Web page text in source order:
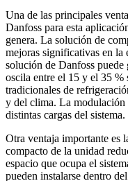
Una de las principales
Danfoss para esta
genera. La solución de
mejoras significativas en la
solución de Danfoss puede
oscila entre el 15 y el 35 %
tradicionales de
y del clima. La modulación
distintas cargas del sistema.
Otra ventaja importante es
compacto de la unidad
espacio que ocupa el
pueden instalarse dentro